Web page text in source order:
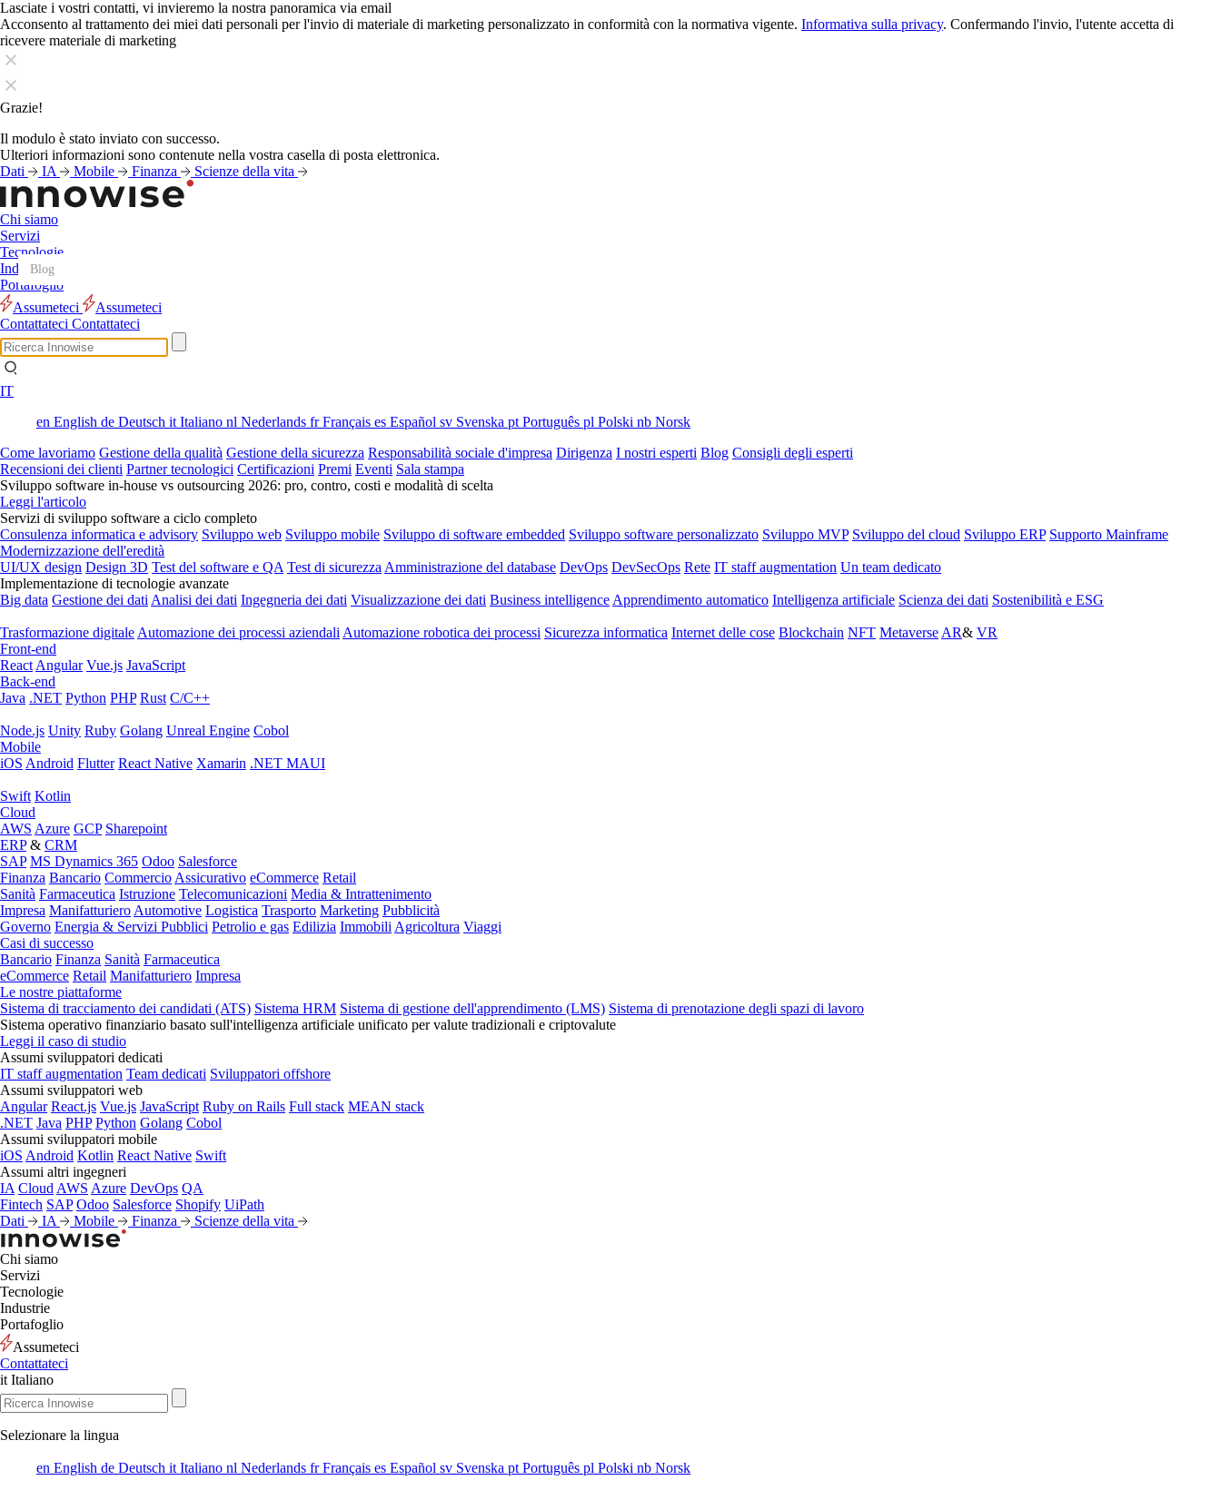
Lasciate i vostri contatti, vi invieremo la nostra panoramica via email
Acconsento al trattamento dei miei dati personali per l'invio di materiale di marketing personalizzato in conformità con la normativa vigente. Informativa sulla privacy. Confermando l'invio, l'utente accetta di
ricevere materiale di marketing
Grazie!
Il modulo è stato inviato con successo.
Ulteriori informazioni sono contenute nella vostra casella di posta elettronica.
Dati
IA Mobile Finanza Scienze della vita
Chi siamo
Servizi
Tecnologie
Industrie
Portafoglio
Assumeteci
Assumeteci
Contattateci Contattateci
IT
en English de Deutsch it Italiano nl Nederlands frFrançais es Español sv Svenska pt Português pl Polski nb Norsk
Come lavoriamo Gestione della qualità Gestione della sicurezza Responsabilità sociale d'impresa Dirigenza I nostri esperti Blog Consigli degli esperti
Recensioni dei clienti Partner tecnologici Certificazioni Premi Eventi Sala stampa
Sviluppo software in-house vs outsourcing 2026: pro, contro, costi e modalità di scelta
Leggi l'articolo
Servizi di sviluppo software a ciclo completo
Consulenza informatica e advisory Sviluppo web Sviluppo mobile Sviluppo di software embedded Sviluppo software personalizzato Sviluppo MVP Sviluppo del cloud Sviluppo ERP Supporto Mainframe
Modernizzazione dell'eredità
UI/UX design Design 3D Test del software e QA Test di sicurezza Amministrazione del database DevOps DevSecOps Rete IT staff augmentation Un team dedicato
Implementazione di tecnologie avanzate
Big data Gestione dei dati Analisi dei dati Ingegneria dei dati Visualizzazione dei dati Business intelligence Apprendimento automatico Intelligenza artificiale Scienza dei dati Sostenibilità e ESG
Trasformazione digitale Automazione dei processi aziendali Automazione robotica dei processi Sicurezza informatica Internet delle cose Blockchain NFT Metaverse AR& VR
Front-end
React Angular Vue.js JavaScript
Back-end
Java .NET Python PHP Rust C/C++
Node.js Unity Ruby Golang Unreal Engine Cobol
Mobile
iOS Android Flutter React Native Xamarin .NET MAUI
Swift Kotlin
Cloud
AWS Azure GCP Sharepoint
ERP& CRM
SAP MS Dynamics 365 Odoo Salesforce
Finanza Bancario Commercio Assicurativo eCommerce Retail
Sanità Farmaceutica Istruzione Telecomunicazioni Media & Intrattenimento
Impresa Manifatturiero Automotive Logistica Trasporto Marketing Pubblicità
Governo Energia & Servizi Pubblici Petrolio e gas Edilizia Immobili Agricoltura Viaggi
Casi di successo
Bancario Finanza Sanità Farmaceutica
eCommerce Retail Manifatturiero Impresa
Le nostre piattaforme
Sistema di tracciamento dei candidati (ATS) Sistema HRM Sistema di gestione dell'apprendimento (LMS) Sistema di prenotazione degli spazi di lavoro
Sistema operativo finanziario basato sull'intelligenza artificiale unificato per valute tradizionali e criptovalute
Leggi il caso di studio
Assumi sviluppatori dedicati
IT staff augmentation Team dedicati Sviluppatori offshore
Assumi sviluppatori web
Angular React.js Vue.js JavaScript Ruby on Rails Full stack MEAN stack
.NET Java PHP Python Golang Cobol
Assumi sviluppatori mobile
iOS Android Kotlin React Native Swift
Assumi altri ingegneri
IA Cloud AWS Azure DevOps QA
Fintech SAP Odoo Salesforce Shopify UiPath
Dati
IA Mobile Finanza Scienze della vita
Chi siamo
Servizi
Tecnologie
Industrie
Portafoglio
Assumeteci
Contattateci
it Italiano
Selezionare la lingua
en English de Deutsch it Italiano nl Nederlands frFrançais es Español sv Svenska pt Português pl Polski nb Norsk
Blog
Blog
Blog
Blog
Blog
Blog
Blog
Blog
Blog
Blog
Blog
Blog